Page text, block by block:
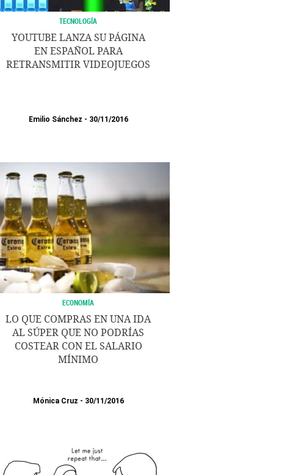
TECNOLOGÍA
YOUTUBE LANZA SU PÁGINA
EN ESPAÑOL PARA
RETRANSMITIR VIDEOJUEGOS
Emilio Sánchez 30/11/2016
ECONOMÍA
LO QUE COMPRAS EN UNA IDA
AL SÚPER QUE NO PODRÍAS
COSTEAR CON EL SALARIO
MÍNIMO
Mónica Cruz 30/11/2016